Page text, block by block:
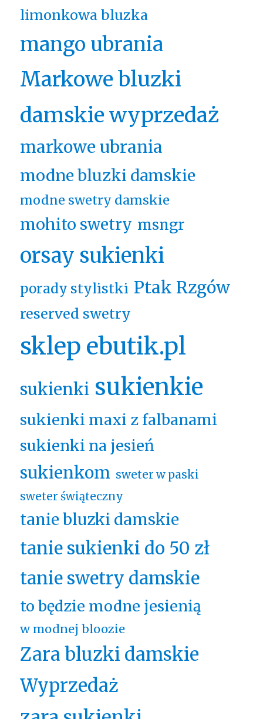
limonkowa bluzka
mango ubrania
Markowe bluzki
damskie wyprzedaż
markowe ubrania
modne bluzki damskie
modne swetry damskie
mohito swetry msngr
orsay sukienki
porady stylistki Ptak Rzgów
reserved swetry
sklep ebutik.pl
sukienki sukienkie
sukienki maxi z falbanami
sukienki na jesień
sukienkom sweter w paski
sweter świąteczny
tanie bluzki damskie
tanie sukienki do 50 zł
tanie swetry damskie
to będzie modne jesienią
w modnej bloozie
Zara bluzki damskie
Wyprzedaż